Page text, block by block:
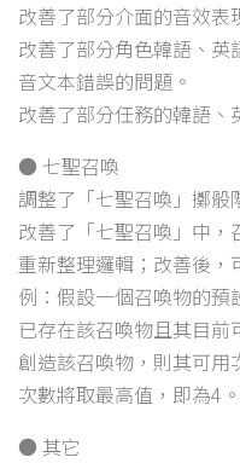
改善了部分介面的音效表
改善了部分角色韓語、
音文本錯誤的問題。
改善了部分任務的韓語、
● 七聖召喚
調整了「七聖召喚」擲骰
改善了「七聖召喚」中
重新整理邏輯；改善後，
例：假設一個召喚物的
已存在該召喚物且其目
創造該召喚物，則其可用
次數將取最高值，即為4。
● 其它